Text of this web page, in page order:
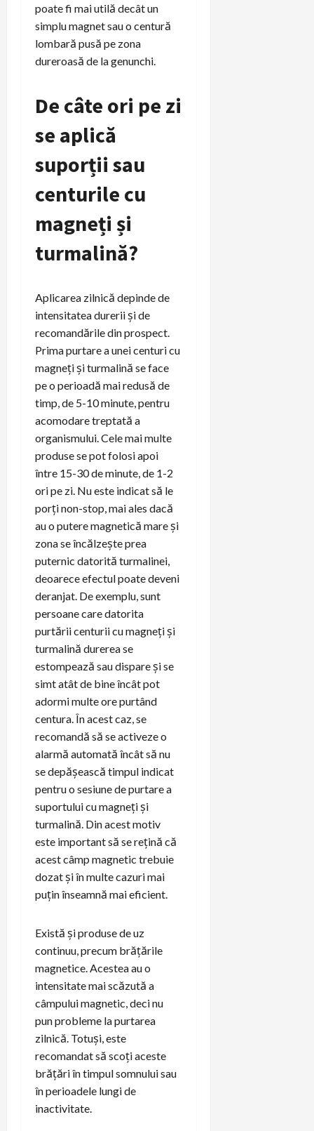
poate fi mai utilă decât un
simplu magnet sau o centură
lombară pusă pe zona
dureroasă de la genunchi.
De câte ori pe zi
se aplică
suporții sau
centurile cu
magneți și
turmalină?
Aplicarea zilnică depinde de
intensitatea durerii și de
recomandările din prospect.
Prima purtare a unei centuri cu
magneți și turmalină se face
pe o perioadă mai redusă de
timp, de 5-10 minute, pentru
acomodare treptată a
organismului. Cele mai multe
produse se pot folosi apoi
între 15-30 de minute, de 1-2
ori pe zi. Nu este indicat să le
porți non-stop, mai ales dacă
au o putere magnetică mare și
zona se încălzește prea
puternic datorită turmalinei,
deoarece efectul poate deveni
deranjat. De exemplu, sunt
persoane care datorita
purtării centurii cu magneți și
turmalină durerea se
estompează sau dispare și se
simt atât de bine încât pot
adormi multe ore purtând
centura. În acest caz, se
recomandă să se activeze o
alarmă automată încât să nu
se depășească timpul indicat
pentru o sesiune de purtare a
suportului cu magneți și
turmalină. Din acest motiv
este important să se rețină că
acest câmp magnetic trebuie
dozat și în multe cazuri mai
puțin înseamnă mai eficient.
Există și produse de uz
continuu, precum brățările
magnetice. Acestea au o
intensitate mai scăzută a
câmpului magnetic, deci nu
pun probleme la purtarea
zilnică. Totuși, este
recomandat să scoți aceste
brățări în timpul somnului sau
în perioadele lungi de
inactivitate.